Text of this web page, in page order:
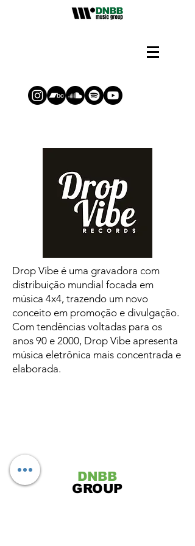
Drop Vibe é uma gravadora com
distribuição mundial focada em
música 4x4, trazendo um novo
conceito em promoção e divulgação.
Com tendências voltadas para os
anos 90 e 2000, Drop Vibe apresenta
música eletrônica mais concentrada e
elaborada.
DNBB
GROUP